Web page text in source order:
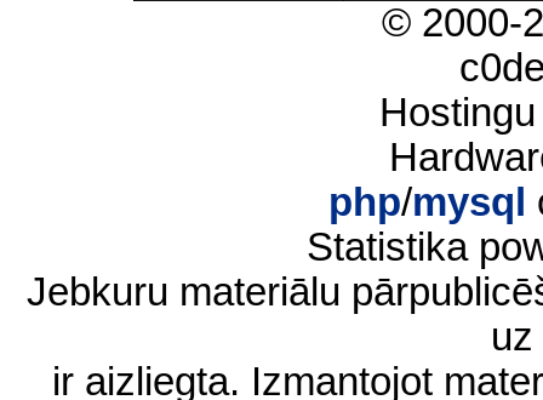
© 2000-
php/mysql
Statistika
Jebkuru materiālu
ir aizliegta. Izmantojot